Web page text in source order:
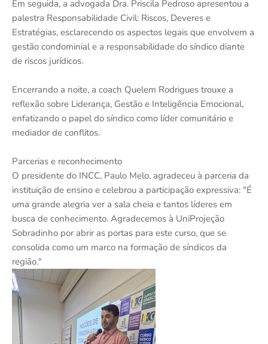
Em seguida, a advogada Dra. Priscila Pedroso apresentou a
palestra Responsabilidade Civil: Riscos, Deveres e
Estratégias, esclarecendo os aspectos legais que envolvem a
gestão condominial e a responsabilidade do síndico diante
de riscos jurídicos.
Encerrando a noite, a coach Quelem Rodrigues trouxe a
reflexão sobre Liderança, Gestão e Inteligência Emocional,
enfatizando o papel do síndico como líder comunitário e
mediador de conflitos.
Parcerias e reconhecimento
O presidente do INCC, Paulo Melo, agradeceu à parceria da
instituição de ensino e celebrou a participação expressiva: "É
uma grande alegria ver a sala cheia e tantos líderes em
busca de conhecimento. Agradecemos à UniProjeção
Sobradinho por abrir as portas para este curso, que se
consolida como um marco na formação de síndicos da
região."